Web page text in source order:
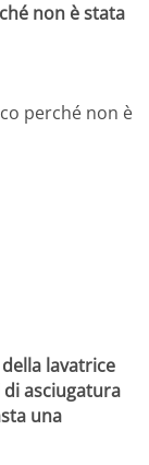
non è stata
perché non è
lavatrice
asciugatura
una